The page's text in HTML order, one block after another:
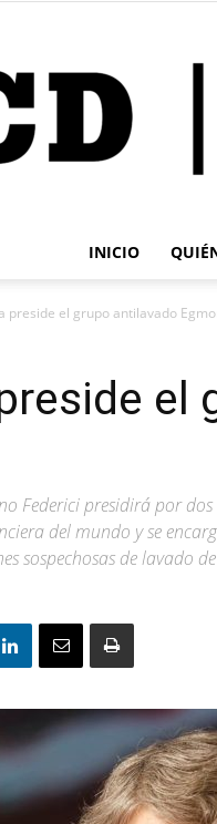
INICIO
preside el grupo antilavado
el
Federici presidirá por
del mundo y se
sospechosas de lavado